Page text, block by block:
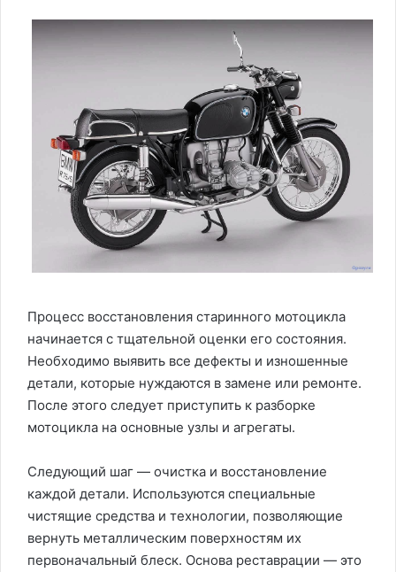
Процесс восстановления старинного мотоцикла
начинается с тщательной оценки его состояния.
Необходимо выявить все дефекты и изношенные
детали, которые нуждаются в замене или ремонте.
После этого следует приступить к разборке
мотоцикла на основные узлы и агрегаты.
Следующий шаг — очистка и восстановление
каждой детали. Используются специальные
чистящие средства и технологии, позволяющие
вернуть металлическим поверхностям их
первоначальный блеск. Основа реставрации — это